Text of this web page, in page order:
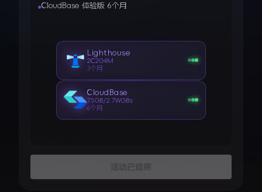
CloudBase 体验版 6个月
Lighthouse
2C2G4M
3个月
CloudBase
75GB/2.7WGBs
6个月